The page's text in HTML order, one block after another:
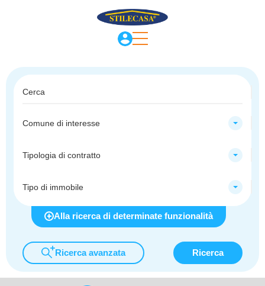
Comune di interesse
Tipologia di contratto
Tipo di immobile
Alla ricerca di determinate funzionalità
Ricerca avanzata Ricerca